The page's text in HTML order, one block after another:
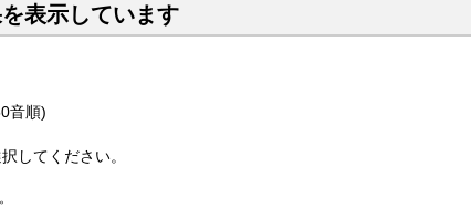
表示しています
音順)
してください。